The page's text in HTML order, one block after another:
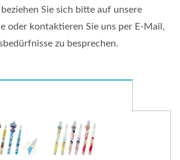
Sie sich bitte auf unsere
oder kontaktieren Sie uns per E-Mail,
zu besprechen.